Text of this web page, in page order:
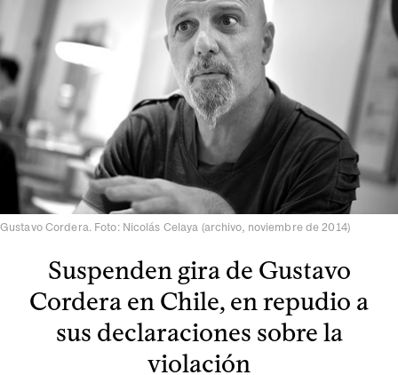
Gustavo Cordera. Foto: Nicolás Celaya (archivo, noviembre de 2014)
Suspenden gira de Gustavo
Cordera en Chile, en repudio a
sus declaraciones sobre la
violación